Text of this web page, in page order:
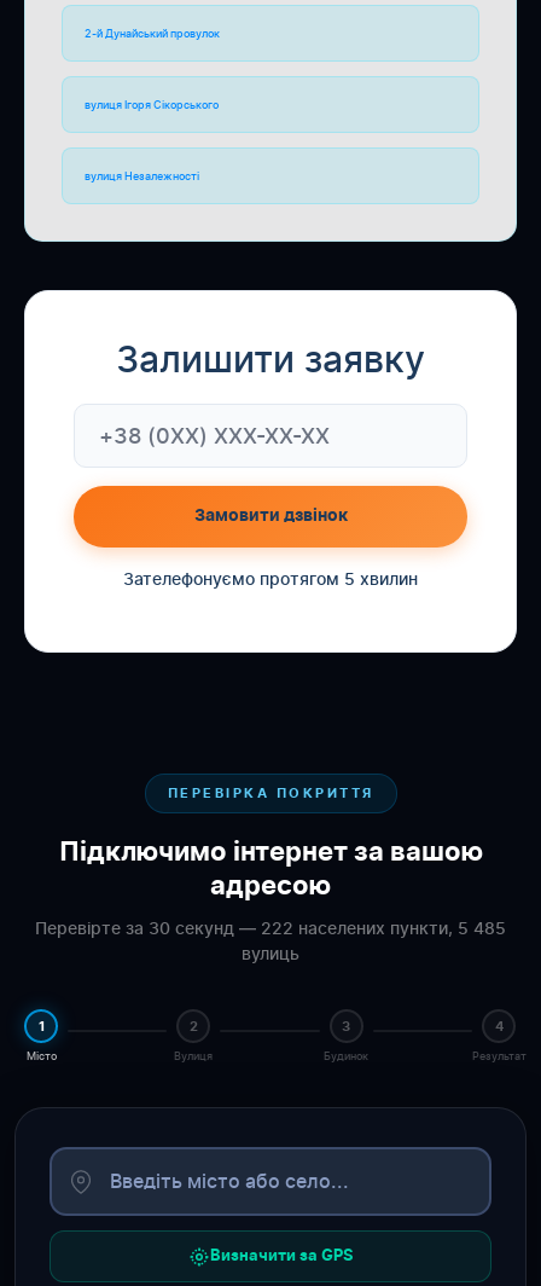
2-й Дунайський провулок
вулиця Ігоря Сікорського
вулиця Незалежності
Залишити заявку
Замовити дзвінок
Зателефонуємо протягом 5 хвилин
ПЕРЕВІРКА ПОКРИТТЯ
Підключимо інтернет за вашою
адресою
Перевірте за 30 секунд — 222 населених пункти, 5 485
вулиць
1
Місто
2
Вулиця
3
Будинок
4
Результат
Визначити за GPS